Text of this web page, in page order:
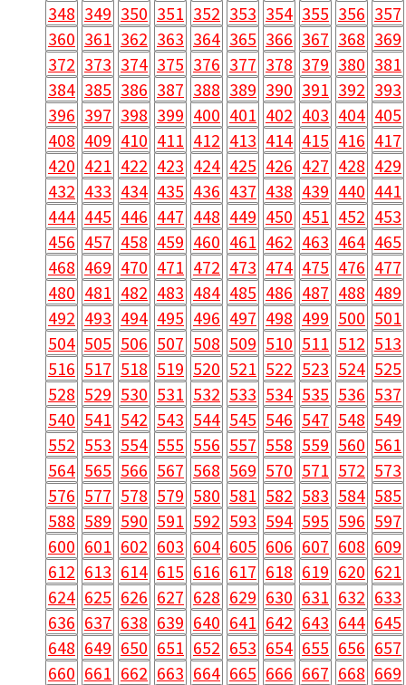
348 349 350 351 352 353 354 355 356 357
360 361 362 363 364 365 366 367 368 369
372 373 374 375 376 377 378 379 380 381
384 385 386 387 388 389 390 391 392 393
396 397 398 399 400 401 402 403 404 405
408 409 410 411 412 413 414 415 416 417
420 421 422 423 424 425 426 427 428 429
432 433 434 435 436 437 438 439 440 441
444 445 446 447 448 449 450 451 452 453
456 457 458 459 460 461 462 463 464 465
468 469 470 471 472 473 474 475 476 477
480 481 482 483 484 485 486 487 488 489
492 493 494 495 496 497 498 499 500 501
504 505 506 507 508 509 510 511 512 513
516 517 518 519 520 521 522 523 524 525
528 529 530 531 532 533 534 535 536 537
540 541 542 543 544 545 546 547 548 549
552 553 554 555 556 557 558 559 560 561
564 565 566 567 568 569 570 571 572 573
576 577 578 579 580 581 582 583 584 585
588 589 590 591 592 593 594 595 596 597
600 601 602 603 604 605 606 607 608 609
612 613 614 615 616 617 618 619 620 621
624 625 626 627 628 629 630 631 632 633
636 637 638 639 640 641 642 643 644 645
648 649 650 651 652 653 654 655 656 657
660 661 662 663 664 665 666 667 668 669